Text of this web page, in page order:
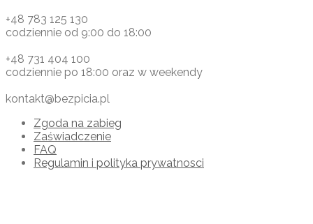
+48 783 125 130
codziennie od 9:00 do 18:00
+48 731 404 100
codziennie po 18:00 oraz w weekendy
kontakt@bezpicia.pl
Zgoda na zabieg
Zaświadczenie
FAQ
Regulamin i polityka prywatnosci